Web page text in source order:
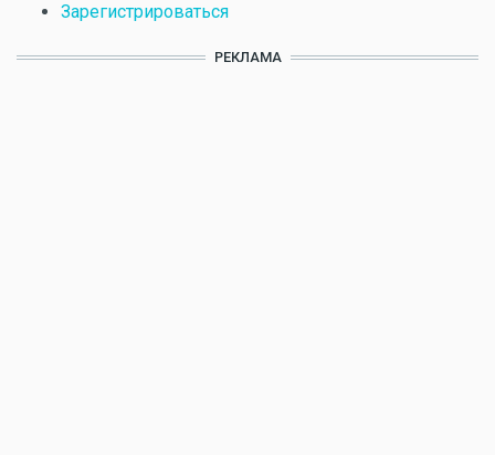
Зарегистрироваться
РЕКЛАМА